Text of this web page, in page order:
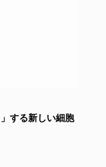
する新しい細胞